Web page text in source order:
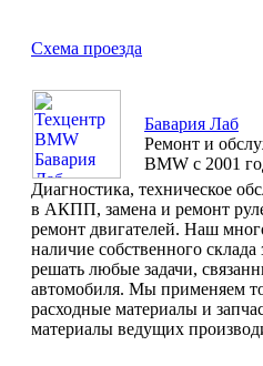
Схема проезда
Бавария Лаб
Ремонт и
BMW с 2001
Диагностика, техническое
в АКПП, замена и ремонт
ремонт двигателей. Наш
наличие собственного склада
решать любые задачи,
автомобиля. Мы применяем
расходные материалы и
материалы ведущих